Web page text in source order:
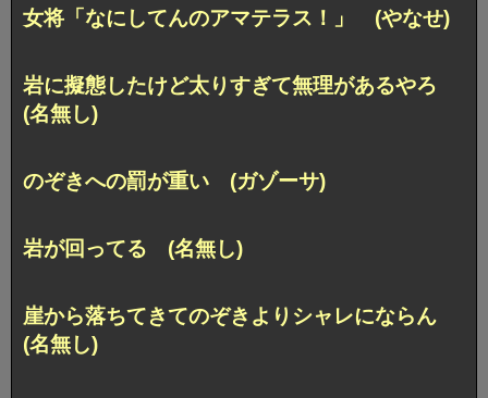
女将「なにしてんのアマテラス！」 (やなせ)
岩に擬態したけど太りすぎて無理があるやろ
(名無し)
のぞきへの罰が重い (ガゾーサ)
岩が回ってる (名無し)
崖から落ちてきてのぞきよりシャレにならん
(名無し)